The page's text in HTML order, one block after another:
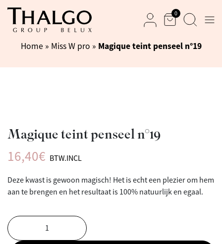
0
Home » Miss W pro » Magique teint penseel n°19
Magique teint penseel n°19
16,40€ BTW.INCL
Deze kwast is gewoon magisch! Het is echt een plezier om hem
aan te brengen en het resultaat is 100% natuurlijk en egaal.